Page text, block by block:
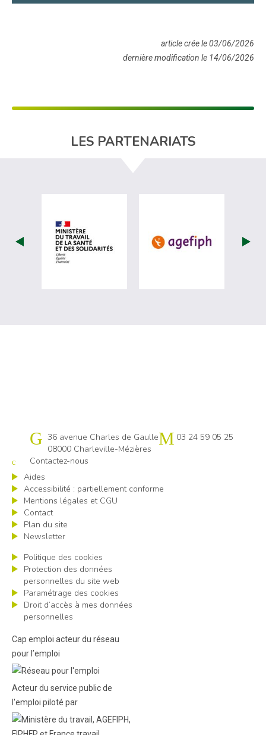
article crée le 03/06/2026
dernière modification le 14/06/2026
LES PARTENARIATS
visiter les site de Ministère du travail
visiter les
Cap emploi 08
36 avenue Charles de Gaulle
08000 Charleville-Mézières
03 24 59 05 25
Contactez-nous
Aides
Accessibilité : partiellement conforme
Mentions légales et CGU
Contact
Plan du site
Newsletter
Politique des cookies
Protection des données
personnelles du site web
Paramétrage des cookies
Droit d’accès à mes données
personnelles
Cap emploi acteur du réseau
pour l’emploi
Acteur du service public de
l'emploi piloté par